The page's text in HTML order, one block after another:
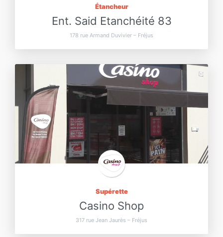
Étancheur
Ent. Said Etanchéité 83
178 rue Armand Duvivier – Fréjus
Supérette
Casino Shop
317 rue Jean Jaurès – Fréjus